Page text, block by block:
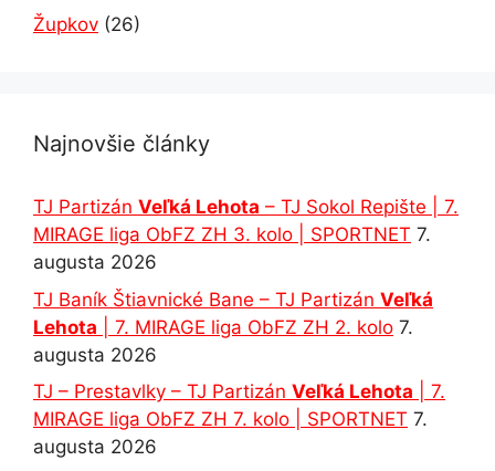
Župkov (26)
Najnovšie články
TJ Partizán Veľká Lehota – TJ Sokol Repište | 7.
MIRAGE liga ObFZ ZH 3. kolo | SPORTNET 7.
augusta 2026
TJ Baník Štiavnické Bane – TJ Partizán Veľká
Lehota | 7. MIRAGE liga ObFZ ZH 2. kolo 7.
augusta 2026
TJ – Prestavlky – TJ Partizán Veľká Lehota | 7.
MIRAGE liga ObFZ ZH 7. kolo | SPORTNET 7.
augusta 2026